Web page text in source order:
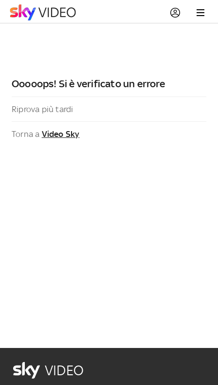
Ooooops! Si è verificato un errore
Riprova più tardi
Torna a Video Sky
VIDEO